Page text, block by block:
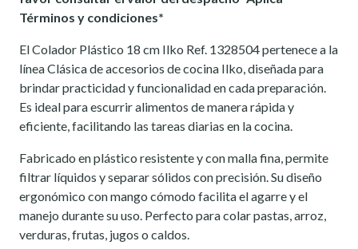
Términos y condiciones*
El Colador Plástico 18 cm Ilko Ref. 1328504 pertenece a la
línea Clásica de accesorios de cocina Ilko, diseñada para
brindar practicidad y funcionalidad en cada preparación.
Es ideal para escurrir alimentos de manera rápida y
eficiente, facilitando las tareas diarias en la cocina.
Fabricado en plástico resistente y con malla fina, permite
filtrar líquidos y separar sólidos con precisión. Su diseño
ergonómico con mango cómodo facilita el agarre y el
manejo durante su uso. Perfecto para colar pastas, arroz,
verduras, frutas, jugos o caldos.